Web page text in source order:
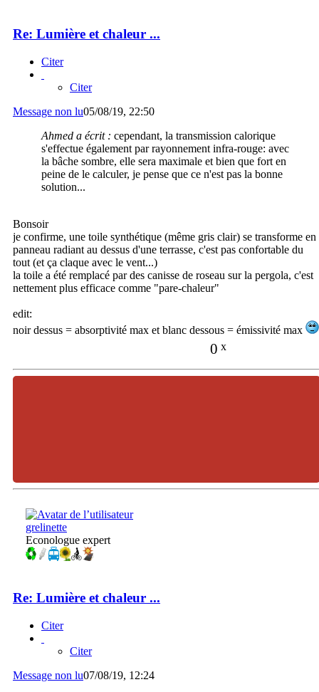
Re: Lumière et chaleur ...
Citer
Citer
Message non lu05/08/19, 22:50
Ahmed a écrit : cependant, la transmission calorique
s'effectue également par rayonnement infra-rouge: avec
la bâche sombre, elle sera maximale et bien que fort en
peine de le calculer, je pense que ce n'est pas la bonne
solution...
Bonsoir
je confirme, une toile synthétique (même gris clair) se transforme en
panneau radiant au dessus d'une terrasse, c'est pas confortable du
tout (et ça claque avec le vent...)
la toile a été remplacé par des canisse de roseau sur la pergola, c'est
nettement plus efficace comme "pare-chaleur"
edit:
noir dessus = absorptivité max et blanc dessous = émissivité max
0 x
grelinette
Econologue expert
Re: Lumière et chaleur ...
Citer
Citer
Message non lu07/08/19, 12:24